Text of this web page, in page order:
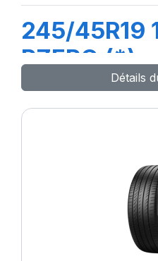
245/45R19
PZERO (*)
Détails